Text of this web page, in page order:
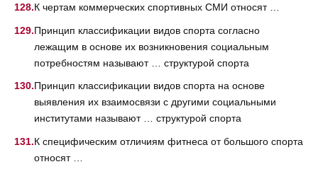
К чертам коммерческих спортивных СМИ относят …
Принцип классификации видов спорта согласно
лежащим в основе их возникновения социальным
потребностям называют … структурой спорта
Принцип классификации видов спорта на основе
выявления их взаимосвязи с другими социальными
институтами называют … структурой спорта
К специфическим отличиям фитнеса от большого спорта
относят …